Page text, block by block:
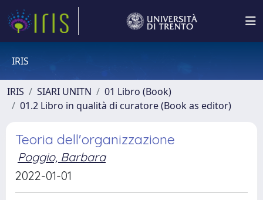
IRIS
IRIS SIARI UNITN
01 Libro (Book)
01.2 Libro in qualità di curatore (Book as editor)
Teoria dell'organizzazione
Poggio, Barbara
2022-01-01